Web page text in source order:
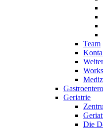
Team
Geriatrie
Die